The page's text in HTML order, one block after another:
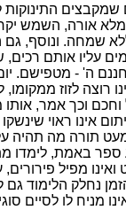
שמקבצים
אורה, השמש
שמחה. ונוסף, גם
עליו אותם רכים,
ה' - מטפישם.
רוצה לזוז
וחכם וכך אמר,
אינו ראוי
ומעט תורה מה
ספר באמת, לימדו
מפיל
נחלק הלימוד
מניח לו לסיים